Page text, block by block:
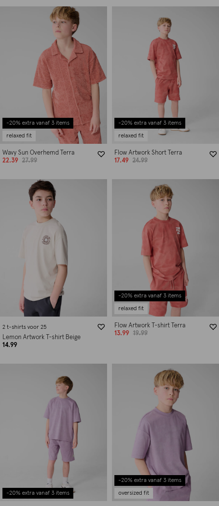
-20% extra vanaf 3 items
relaxed fit
Wavy Sun Overhemd Terra
22.39
27.99
-20% extra vanaf 3 items
relaxed fit
Flow Artwork Short Terra
17.49
24.99
2 t-shirts voor 25
Lemon Artwork T-shirt Beige
14.99
-20% extra vanaf 3 items
relaxed fit
Flow Artwork T-shirt Terra
13.99
19.99
-20% extra vanaf 3 items
-20% extra vanaf 3 items
oversized fit